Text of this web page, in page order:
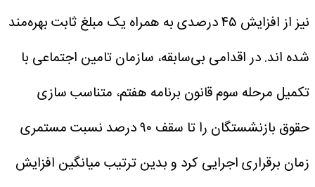
نیز از افزایش ۴۵ درصدی به همراه یک مبلغ ثابت بهره‌مند
شده اند. در اقدامی بی‌سابقه، سازمان تامین اجتماعی با
تکمیل مرحله سوم قانون برنامه هفتم، متناسب سازی
حقوق بازنشستگان را تا سقف ۹۰ درصد نسبت مستمری
زمان برقراری اجرایی کرد و بدین ترتیب میانگین افزایش